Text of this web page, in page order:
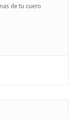
de tu cuero